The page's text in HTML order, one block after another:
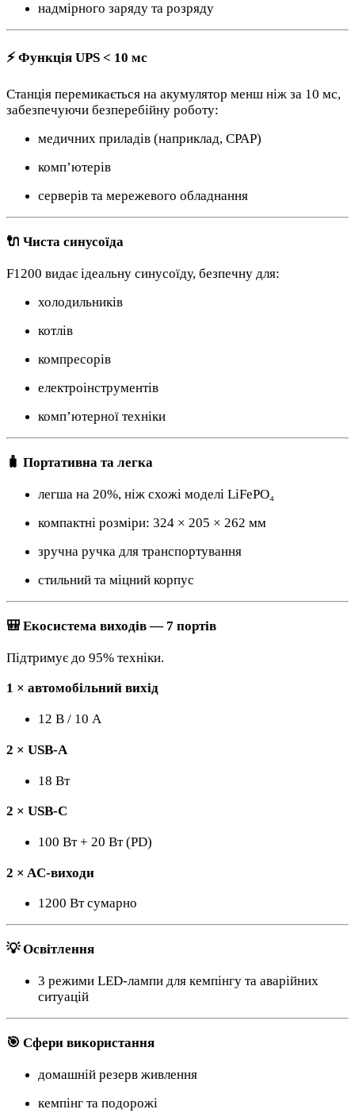
надмірного заряду та розряду
⚡ Функція UPS < 10 мс
Станція перемикається на акумулятор менш ніж за 10 мс,
забезпечуючи безперебійну роботу:
медичних приладів (наприклад, CPAP)
комп’ютерів
серверів та мережевого обладнання
🔌 Чиста синусоїда
F1200 видає ідеальну синусоїду, безпечну для:
холодильників
котлів
компресорів
електроінструментів
комп’ютерної техніки
🧳 Портативна та легка
легша на 20%, ніж схожі моделі LiFePO₄
компактні розміри: 324 × 205 × 262 мм
зручна ручка для транспортування
стильний та міцний корпус
🎒 Екосистема виходів — 7 портів
Підтримує до 95% техніки.
1 × автомобільний вихід
12 В / 10 А
2 × USB-A
18 Вт
2 × USB-C
100 Вт + 20 Вт (PD)
2 × AC-виходи
1200 Вт сумарно
💡 Освітлення
3 режими LED-лампи для кемпінгу та аварійних
ситуацій
🎯 Сфери використання
домашній резерв живлення
кемпінг та подорожі